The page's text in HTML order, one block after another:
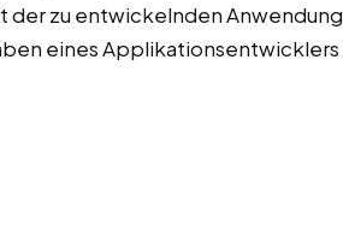
der zu entwickelnden Anwendung
eines Applikationsentwicklers